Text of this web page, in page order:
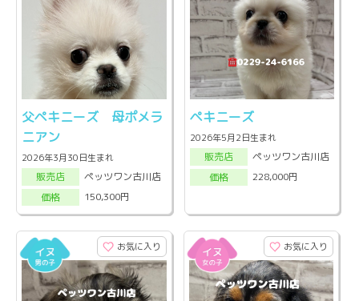
父ペキニーズ 母ポメラ
ニアン
2026年3月30日生まれ
販売店
ペッツワン古川店
価格
150,300円
ペキニーズ
2026年5月2日生まれ
販売店
ペッツワン古川店
価格
228,000円
お気に入り お気に入り